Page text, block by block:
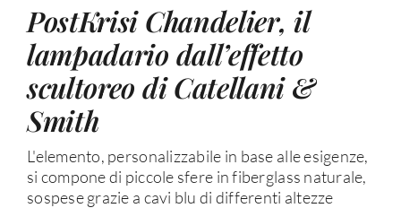
PostKrisi Chandelier, il
lampadario dall’effetto
scultoreo di Catellani &
Smith
L'elemento, personalizzabile in base alle esigenze,
si compone di piccole sfere in fiberglass naturale,
sospese grazie a cavi blu di differenti altezze